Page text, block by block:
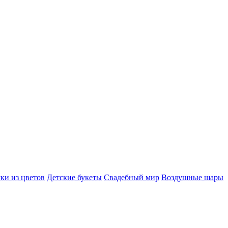
из цветов Детские букеты Свадебный мир Воздушные шары